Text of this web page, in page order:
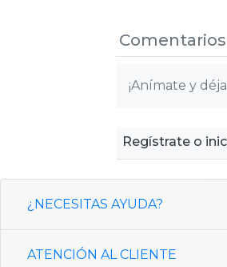
Comentarios
¡Anímate y
Regístrate o
¿NECESITAS AYUDA?
ATENCIÓN AL CLIENTE